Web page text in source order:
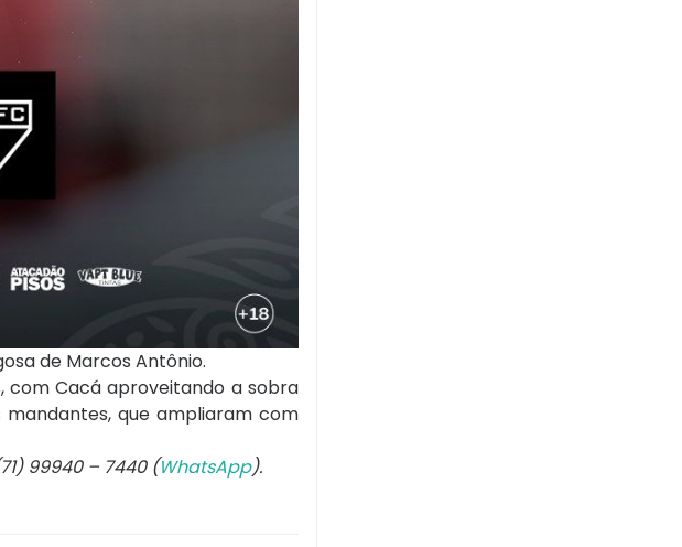
de Marcos Antônio.
com Cacá aproveitando a sobra
que ampliaram com
99940 – 7440 (WhatsApp).